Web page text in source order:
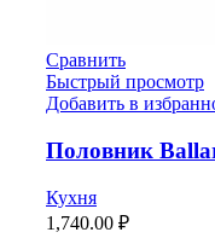
Сравнить
Быстрый просмотр
Добавить в
Половник
Кухня
1,740.00 ₽